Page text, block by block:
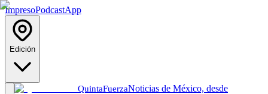
ImpresoPodcastApp
Edición
QuintaFuerzaNoticias de México, desde